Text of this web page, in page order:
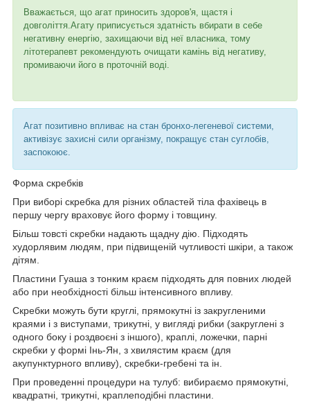
Вважається, що агат приносить здоров'я, щастя і
довголіття.Агату приписується здатність вбирати в себе
негативну енергію, захищаючи від неї власника, тому
літотерапевт рекомендують очищати камінь від негативу,
промиваючи його в проточній воді.
Агат позитивно впливає на стан бронхо-легеневої системи,
активізує захисні сили організму, покращує стан суглобів,
заспокоює.
Форма скребків
При виборі скребка для різних областей тіла фахівець в
першу чергу враховує його форму і товщину.
Більш товсті скребки надають щадну дію. Підходять
худорлявим людям, при підвищеній чутливості шкіри, а також
дітям.
Пластини Гуаша з тонким краєм підходять для повних людей
або при необхідності більш інтенсивного впливу.
Скребки можуть бути круглі, прямокутні із закругленими
краями і з виступами, трикутні, у вигляді рибки (закруглені з
одного боку і роздвоєні з іншого), краплі, ложечки, парні
скребки у формі Інь-Ян, з хвилястим краєм (для
акупунктурного впливу), скребки-гребені та ін.
При проведенні процедури на тулуб: вибираємо прямокутні,
квадратні, трикутні, краплеподібні пластини.